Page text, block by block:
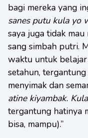
bagi mereka yang
sanes putu kula yo
saya juga tidak
sang simbah putri.
waktu untuk
setahun,
menyimak dan
atine kiyambak.
tergantung hatinya
bisa, mampu).”